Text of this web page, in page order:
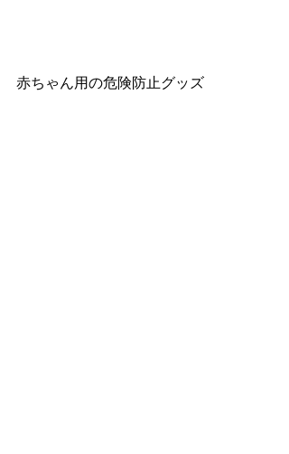
赤ちゃん用の危険防止グッズ